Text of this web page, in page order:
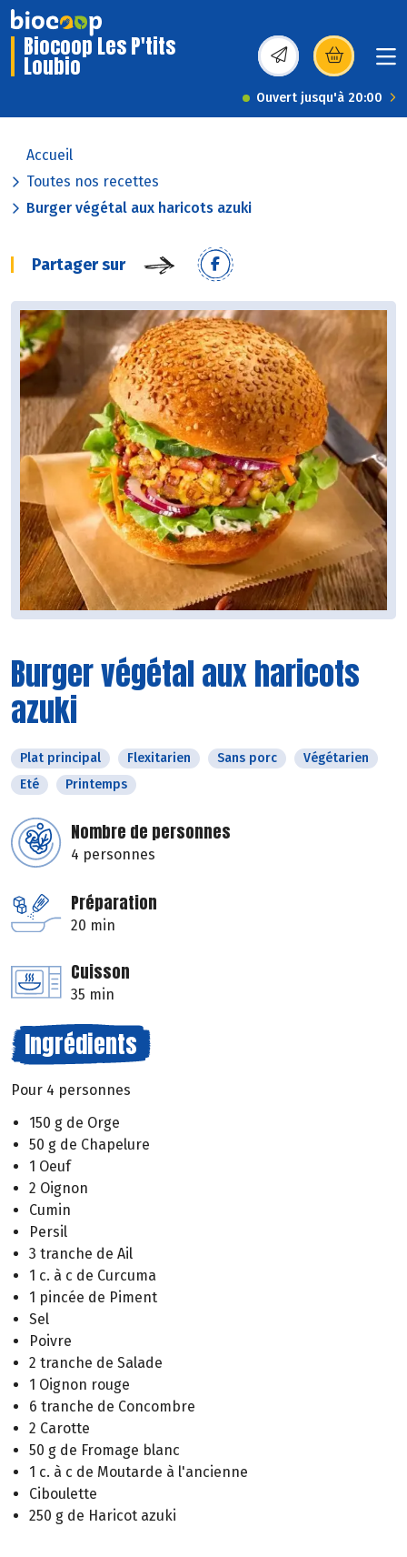
Biocoop Les P'tits
Loubio (s’ouvre dans une
Ouvert jusqu'à 20:00
Accueil
Toutes nos recettes
Burger végétal aux haricots azuki
Partager sur
Burger végétal aux haricots
azuki
Plat principal Flexitarien Sans porc
Végétarien
Eté
Printemps
Nombre de personnes
4 personnes
Préparation
20 min
Cuisson
35 min
Ingrédients
Pour 4 personnes
150 g de Orge
50 g de Chapelure
1 Oeuf
2 Oignon
Cumin
Persil
3 tranche de Ail
1 c. à c de Curcuma
1 pincée de Piment
Sel
Poivre
2 tranche de Salade
1 Oignon rouge
6 tranche de Concombre
2 Carotte
50 g de Fromage blanc
1 c. à c de Moutarde à l'ancienne
Ciboulette
250 g de Haricot azuki